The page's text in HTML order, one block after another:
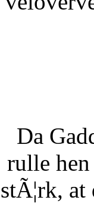
Da
rulle
stÃ¦rk,